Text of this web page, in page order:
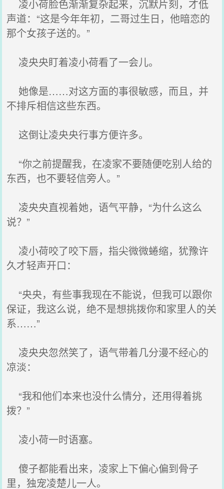
凌小荷脸色渐渐复杂起来，沉默片刻，才低
声道：“这是今年年初，二哥过生日，他暗恋的
那个女孩子送的。”
凌央央盯着凌小荷看了一会儿。
她像是……对这方面的事很敏感，而且，并
不排斥相信这些东西。
这倒让凌央央行事方便许多。
“你之前提醒我，在凌家不要随便吃别人给的
东西，也不要轻信旁人。”
凌央央直视着她，语气平静，“为什么这么
说？”
凌小荷咬了咬下唇，指尖微微蜷缩，犹豫许
久才轻声开口：
“央央，有些事我现在不能说，但我可以跟你
保证，我这么说，绝不是想挑拨你和家里人的关
系……”
凌央央忽然笑了，语气带着几分漫不经心的
凉淡：
“我和他们本来也没什么情分，还用得着挑
拨？”
凌小荷一时语塞。
傻子都能看出来，凌家上下偏心偏到骨子
里，独宠凌楚儿一人。